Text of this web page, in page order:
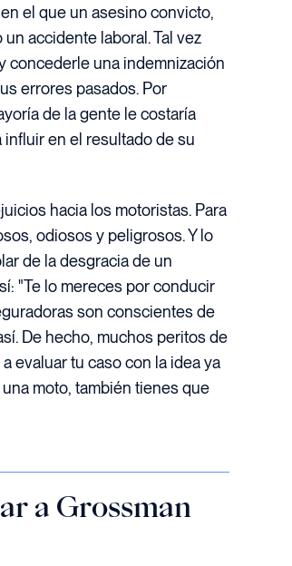
el que un asesino convicto,
accidente laboral. Tal vez
concederle una indemnización
errores pasados. Por
de la gente le costaría
en el resultado de su
hacia los motoristas. Para
odiosos y peligrosos. Y lo
de la desgracia de un
"Te lo mereces por conducir
son conscientes de
De hecho, muchos peritos de
evaluar tu caso con la idea ya
moto, también tienes que
a Grossman